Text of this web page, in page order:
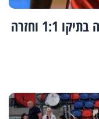
מסובכים, שוב: מ.ס אשדוד סיימה בתיקו 1:1 וחזרה